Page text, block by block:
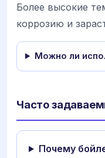
Более высокие
коррозию и
Можно ли
Часто
Почему